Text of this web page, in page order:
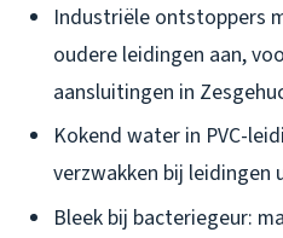
Industriële ontstoppers
oudere leidingen aan,
aansluitingen in
Kokend water in PVC-
verzwakken bij leidingen
Bleek bij bacteriegeur: